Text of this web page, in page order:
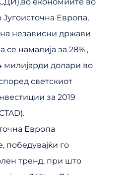
Југоисточна Европа,
независни држави
се намалија за 28% ,
милијарди долари во
светскиот
за 2019
Европа
го
тренд, при што